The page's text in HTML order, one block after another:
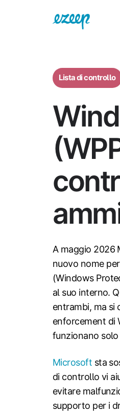
Lista di controllo
A maggio 2026
nuovo nome
(Windows
al suo interno.
entrambi, ma si
enforcement di
funzionano
Microsoft sta
di controllo vi
evitare
supporto per i